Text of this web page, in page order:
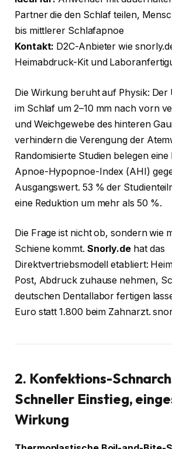
Partner die den Schlaf teilen,
bis mittlerer Schlafapnoe
Kontakt: D2C-Anbieter wie
Heimabdruck-Kit und
Die Wirkung beruht auf Physik:
im Schlaf um 2–10 mm nach vorn
und Weichgewebe des hinteren
verhindern die Verengung der
Randomisierte Studien belegen
Apnoe-Hypopnoe-Index (AHI)
Ausgangswert. 53 % der
eine Reduktion um mehr als 50 %.
Die Frage ist nicht ob, sondern wie
Schiene kommt. Snorly.de hat das
Direktvertriebsmodell etabliert:
Post, Abdruck zuhause nehmen,
deutschen Dentallabor fertigen
Euro statt 1.800 beim Zahnarzt.
2. Konfektions-
Schneller Einstieg,
Wirkung